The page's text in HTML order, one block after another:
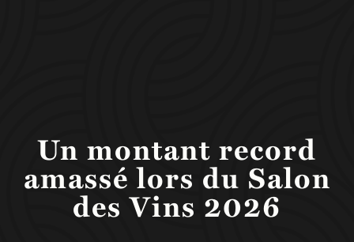
Un montant record
amassé lors du Salon
des Vins 2026